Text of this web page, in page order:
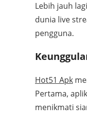
Lebih jauh
dunia live
pengguna.
Hot51 Apk
Pertama,
menikmati